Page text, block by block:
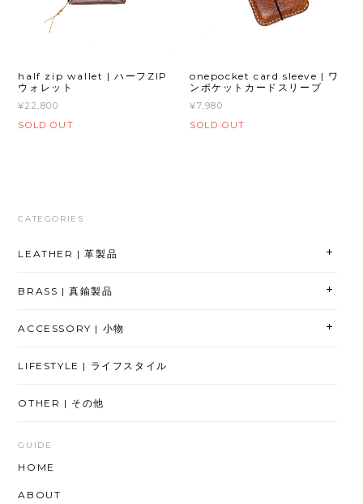
half zip wallet | ハーフZIP
ウォレット
¥22,800
SOLD OUT
onepocket card sleeve | ワ
ンポケットカードスリーブ
¥7,980
SOLD OUT
CATEGORIES
LEATHER | 革製品
BRASS | 真鍮製品
ACCESSORY | 小物
LIFESTYLE | ライフスタイル
OTHER | その他
GUIDE
HOME
ABOUT